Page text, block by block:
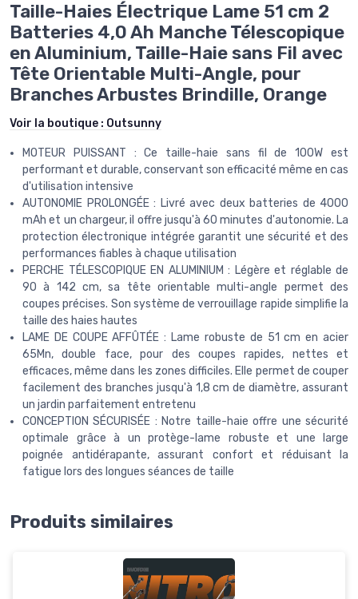
Taille-Haies Électrique Lame 51 cm 2
Batteries 4,0 Ah Manche Télescopique
en Aluminium, Taille-Haie sans Fil avec
Tête Orientable Multi-Angle, pour
Branches Arbustes Brindille, Orange
Voir la boutique : Outsunny
MOTEUR PUISSANT : Ce taille-haie sans fil de 100W est
performant et durable, conservant son efficacité même en cas
d'utilisation intensive
AUTONOMIE PROLONGÉE : Livré avec deux batteries de 4000
mAh et un chargeur, il offre jusqu'à 60 minutes d'autonomie. La
protection électronique intégrée garantit une sécurité et des
performances fiables à chaque utilisation
PERCHE TÉLESCOPIQUE EN ALUMINIUM : Légère et réglable de
90 à 142 cm, sa tête orientable multi-angle permet des
coupes précises. Son système de verrouillage rapide simplifie la
taille des haies hautes
LAME DE COUPE AFFÛTÉE : Lame robuste de 51 cm en acier
65Mn, double face, pour des coupes rapides, nettes et
efficaces, même dans les zones difficiles. Elle permet de couper
facilement des branches jusqu'à 1,8 cm de diamètre, assurant
un jardin parfaitement entretenu
CONCEPTION SÉCURISÉE : Notre taille-haie offre une sécurité
optimale grâce à un protège-lame robuste et une large
poignée antidérapante, assurant confort et réduisant la
fatigue lors des longues séances de taille
Produits similaires